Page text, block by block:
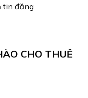
tin đăng.
CHO THUÊ